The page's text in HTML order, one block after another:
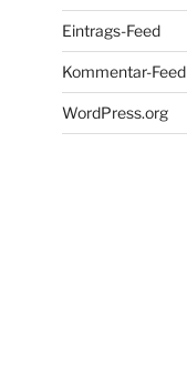
Eintrags-Feed
Kommentar-Feed
WordPress.org